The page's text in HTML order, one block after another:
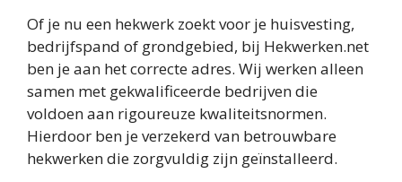
Of je nu een hekwerk zoekt voor je huisvesting,
bedrijfspand of grondgebied, bij Hekwerken.net
ben je aan het correcte adres. Wij werken alleen
samen met gekwalificeerde bedrijven die
voldoen aan rigoureuze kwaliteitsnormen.
Hierdoor ben je verzekerd van betrouwbare
hekwerken die zorgvuldig zijn geïnstalleerd.